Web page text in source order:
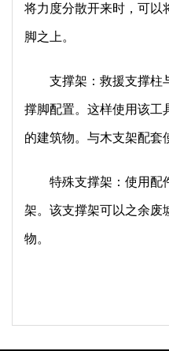
将力度分散开来时，可以
脚之上 。
支撑架：救援支撑柱
撑脚配置。这样使用该工
的建筑物。与木支架配套
特殊支撑架：使用配
架。该支撑架可以之余废
物。